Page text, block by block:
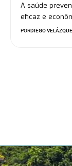
A saúde
eficaz e
PORDIEGO